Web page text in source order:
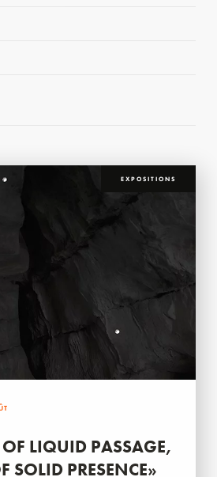
EXPOSITIONS
OF LIQUID PASSAGE,
SOLID PRESENCE»